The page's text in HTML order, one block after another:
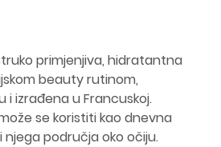
primjenjiva, hidratantna
beauty rutinom,
i izrađena u Francuskoj.
se koristiti kao dnevna
njega područja oko očiju.